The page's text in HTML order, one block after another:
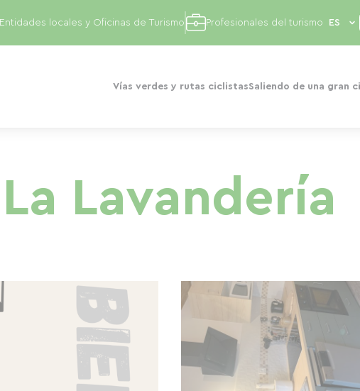
Vías verdes y rutas ciclistasSaliendo de una gran
Entidades locales y Oficinas de Turismo Profesionales del turismo
La Lavandería